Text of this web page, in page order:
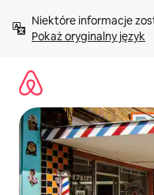
treści Pokaż oryginalny język